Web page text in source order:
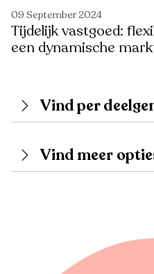
09 September 2024
Tijdelijk vastgoed:
een dynamische
Vind per
Vind meer